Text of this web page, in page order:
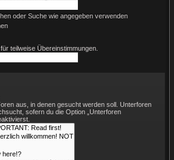
oder Suche wie angegeben verwenden
teilweise Übereinstimmungen.
aus, in denen gesucht werden soll. Unterforen
sofern du die Option „Unterforen